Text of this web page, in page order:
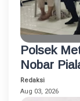
Polsek
Nobar
Pererat
Kamtibmas
Redaksi
Aug 03, 2026